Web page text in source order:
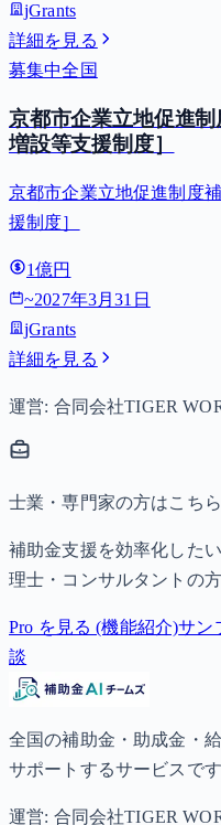
jGrants
詳細を見る
募集中全国
京都市企業立地促進
増設等支援制度］
京都市企業立地促進制度
援制度］
1億円
~2027年3月31日
jGrants
詳細を見る
運営: 合同会社TIGER
士業・専門家の方はこちら
補助金支援を効率化した
理士・コンサルタントの方
Pro を見る (機能紹介)サン
談
全国の補助金・助成金・
サポートするサービスです
運営: 合同会社TIGER